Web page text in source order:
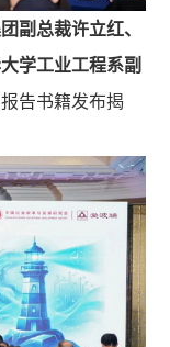
副总裁许立红、
学工业工程系副
告书籍发布揭